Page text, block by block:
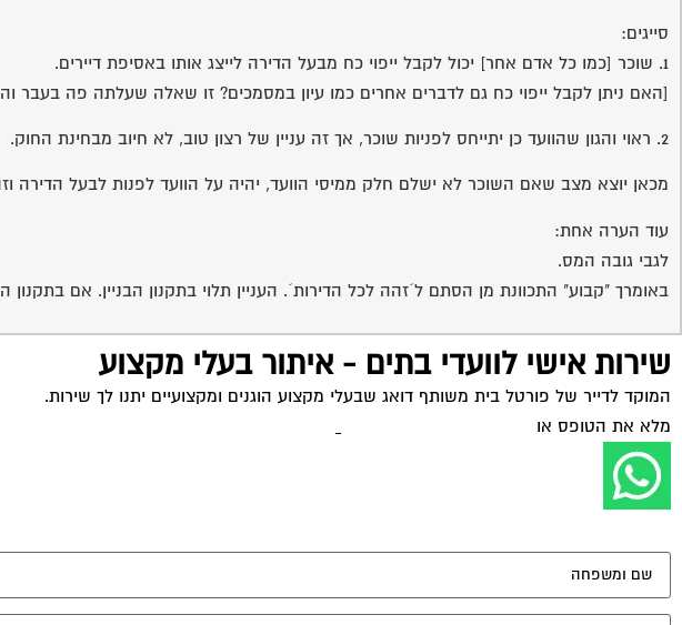
סייגים:
1. שוכר [כמו כל אדם אחר] יכול לקבל ייפוי כח מבעל הדירה לייצג אותו באסיפת דיירים.
[האם ניתן לקבל ייפוי כח גם לדברים אחרים כמו עיון במסמכים? זו שאלה שעלתה פה בעבר
2. ראוי והגון שהוועד כן יתייחס לפניות שוכר, אך זה עניין של רצון טוב, לא חיוב מבחינת החוק.
מכאן יוצא מצב שאם השוכר לא ישלם חלק ממיסי הוועד, יהיה על הוועד לפנות לבעל הדירה
עוד הערה אחת:
לגבי גובה המס.
באומרך "קבוע" התכוונת מן הסתם ל´זהה לכל הדירות´. העניין תלוי בתקנון הבניין. אם
שירות אישי לוועדי בתים - איתור בעלי מקצוע
המוקד לדייר של פורטל בית משותף דואג שבעלי מקצוע הוגנים ומקצועיים יתנו לך שירות.
מלא את הטופס או